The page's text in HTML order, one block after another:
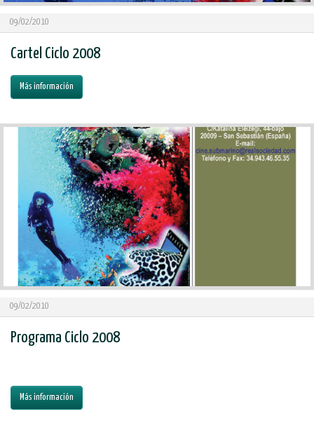
09/02/2010
Cartel Ciclo 2008
Más información
09/02/2010
Programa Ciclo 2008
Más información